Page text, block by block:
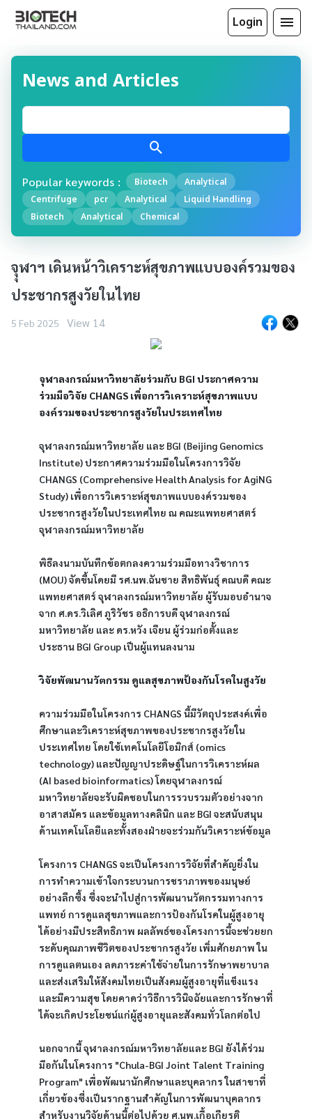
Login
News and Articles
Popular keywords : Biotech
Analytical
Centrifuge
pcr Analytical
Liquid Handling
Biotech
Analytical Chemical
จุุฬาฯ เดินหน้าวิเคราะห์สุขภาพแบบองค์รวมของ
ประชากรสูงวัยในไทย
5 Feb 2025 View 14
จุฬาลงกรณ์มหาวิทยาลัยร่วมกับ BGI ประกาศความ
ร่วมมือวิจัย CHANGS เพื่อการวิเคราะห์สุขภาพแบบ
องค์รวมของประชากรสูงวัยในประเทศไทย
จุฬาลงกรณ์มหาวิทยาลัย และ BGI (Beijing Genomics
Institute) ประกาศความร่วมมือในโครงการวิจัย
CHANGS (Comprehensive Health Analysis for AgiNG
Study) เพื่อการวิเคราะห์สุขภาพแบบองค์รวมของ
ประชากรสูงวัยในประเทศไทย ณ คณะแพทยศาสตร์
จุฬาลงกรณ์มหาวิทยาลัย
พิธีลงนามบันทึกข้อตกลงความร่วมมือทางวิชาการ
(MOU) จัดขึ้นโดยมี รศ.นพ.ฉันชาย สิทธิพันธุ์ คณบดี คณะ
แพทยศาสตร์ จุฬาลงกรณ์มหาวิทยาลัย ผู้รับมอบอำนาจ
จาก ศ.ดร.วิเลิศ ภูริวัชร อธิการบดี จุฬาลงกรณ์
มหาวิทยาลัย และ ดร.หวัง เจียน ผู้ร่วมก่อตั้งและ
ประธาน BGI Group เป็นผู้แทนลงนาม
วิจัยพัฒนานวัตกรรม ดูแลสุขภาพป้องกันโรคในสูงวัย
ความร่วมมือในโครงการ CHANGS นี้มีวัตถุประสงค์เพื่อ
ศึกษาและวิเคราะห์สุขภาพของประชากรสูงวัยใน
ประเทศไทย โดยใช้เทคโนโลยีโอมิกส์ (omics
technology) และปัญญาประดิษฐ์ในการวิเคราะห์ผล
(AI based bioinformatics) โดยจุฬาลงกรณ์
มหาวิทยาลัยจะรับผิดชอบในการรวบรวมตัวอย่างจาก
อาสาสมัคร และข้อมูลทางคลินิก และ BGI จะสนับสนุน
ด้านเทคโนโลยีและทั้งสองฝ่ายจะร่วมกันวิเคราะห์ข้อมูล
โครงการ CHANGS จะเป็นโครงการวิจัยที่สำคัญยิ่งใน
การทำความเข้าใจกระบวนการชราภาพของมนุษย์
อย่างลึกซึ้ง ซึ่งจะนำไปสู่การพัฒนานวัตกรรมทางการ
แพทย์ การดูแลสุขภาพและการป้องกันโรคในผู้สูงอายุ
ได้อย่างมีประสิทธิภาพ ผลลัพธ์ของโครงการนี้จะช่วยยก
ระดับคุณภาพชีวิตของประชากรสูงวัย เพิ่มศักยภาพ ใน
การดูแลตนเอง ลดภาระค่าใช้จ่ายในการรักษาพยาบาล
และส่งเสริมให้สังคมไทยเป็นสังคมผู้สูงอายุที่แข็งแรง
และมีความสุข โดยคาดว่าวิธีการวินิจฉัยและการรักษาที่
ได้จะเกิดประโยชน์แก่ผู้สูงอายุและสังคมทั่วโลกต่อไป
นอกจากนี้ จุฬาลงกรณ์มหาวิทยาลัยและ BGI ยังได้ร่วม
มือกันในโครงการ "Chula-BGI Joint Talent Training
Program" เพื่อพัฒนานักศึกษาและบุคลากร ในสาขาที่
เกี่ยวข้องซึ่งเป็นรากฐานสำคัญในการพัฒนาบุคลากร
สำหรับงานวิจัยด้านนี้ต่อไปด้วย ศ.นพ.เกื้อเกียรติ